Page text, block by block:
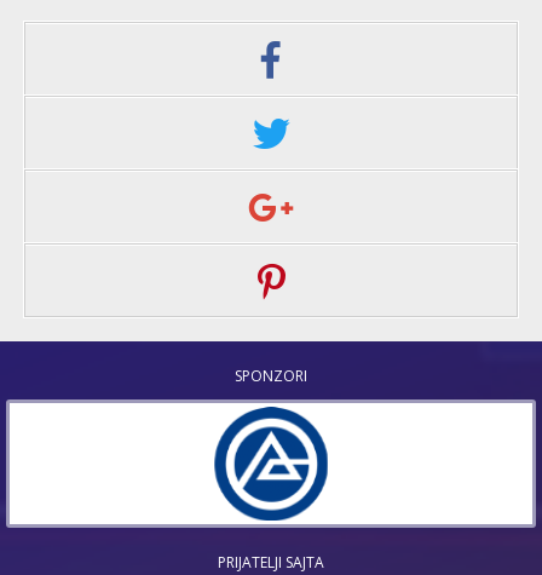
SPONZORI
PRIJATELJI SAJTA